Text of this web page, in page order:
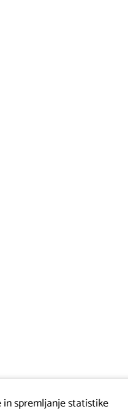
spremljanje statistike